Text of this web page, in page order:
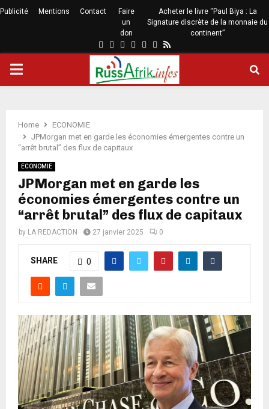
Publicité Mentions Contact
Faire
un
don
Acheter le livre “Paul Biya : La
Signature discrète de la monnaie du
continent”
Home
ECONOMIE
JPMorgan met en garde les économies émergentes contre un
“arrêt brutal” des flux de capitaux
ECONOMIE
JPMorgan met en garde les
économies émergentes contre un
“arrêt brutal” des flux de capitaux
by LA REDACTION 27 janvier 2025 0
SHARE 0